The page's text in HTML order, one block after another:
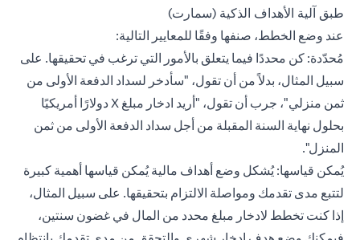
طبق آلية الأهداف الذكية (سمارت)
عند وضع الخطط، صنفها وفقًا للمعايير التالية:
مُحدّدة: كن محددًا فيما يتعلق بالأمور التي ترغب في تحقيقها. على
سبيل المثال، بدلاً من أن تقول، "سأدخر لسداد الدفعة الأولى من
ثمن منزلي"، جرب أن تقول، "أريد ادخار مبلغ X دولارًا أمريكيًا
بحلول نهاية السنة المقبلة من أجل سداد الدفعة الأولى من ثمن
المنزل".
يُمكن قياسها: يُشكل وضع أهداف مالية يُمكن قياسها أهمية كبيرة
لتتبع مدى تقدمك ومواصلة الالتزام بتحقيقها. على سبيل المثال،
إذا كنت تخطط لادخار مبلغ محدد من المال في غضون سنتين،